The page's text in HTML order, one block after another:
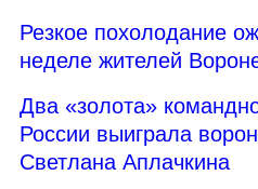
Резкое похолодание
неделе жителей
Два «золота»
России выиграла
Светлана Аплачкина